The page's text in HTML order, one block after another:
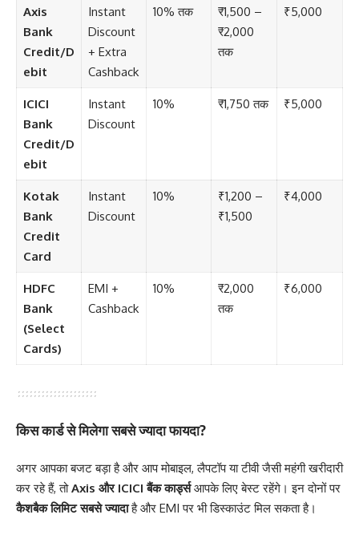
Axis
Bank
Credit/D
ebit
Instant
Discount
+ Extra
Cashback
10% तक
₹1,500 –
₹2,000
तक
₹5,000
ICICI
Bank
Credit/D
ebit
Instant
Discount
10% ₹1,750 तक ₹5,000
Kotak
Bank
Credit
Card
Instant
Discount
10%
₹1,200 –
₹1,500
₹4,000
HDFC
Bank
(Select
Cards)
EMI +
Cashback
10%
₹2,000
तक
₹6,000
किस कार्ड से मिलेगा सबसे ज्यादा फायदा?
अगर आपका बजट बड़ा है और आप मोबाइल, लैपटॉप या टीवी जैसी महंगी खरीदारी
कर रहे हैं, तोAxis और ICICI बैंक कार्ड्सआपके लिए बेस्ट रहेंगे। इन दोनों पर
कैशबैक लिमिट सबसे ज्यादाहै और EMI पर भी डिस्काउंट मिल सकता है।